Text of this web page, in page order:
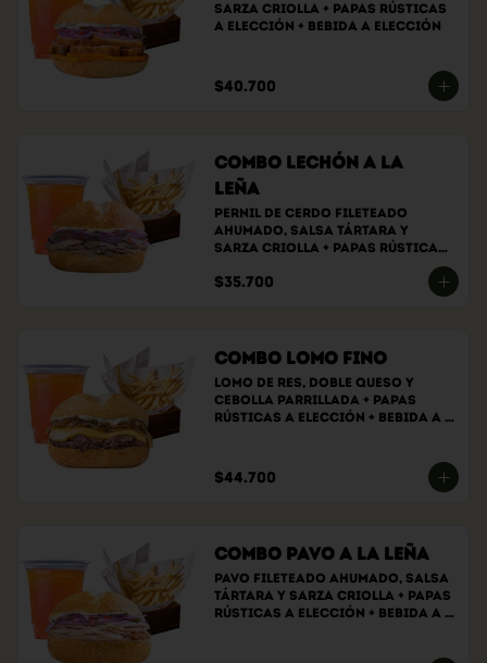
sarza criolla + papas rústicas
a elección + bebida a elección
$40.700
Combo Lechón a la
Leña
Pernil de cerdo fileteado
ahumado, Salsa tártara y
sarza criolla + papas rústicas
a elección + bebida a elección
$35.700
Combo Lomo Fino
Lomo de res, doble queso y
cebolla parrillada + papas
rústicas a elección + bebida a
$44.700
Combo Pavo a la Leña
Pavo fileteado ahumado, salsa
tártara y sarza criolla + papas
rústicas a elección + bebida a